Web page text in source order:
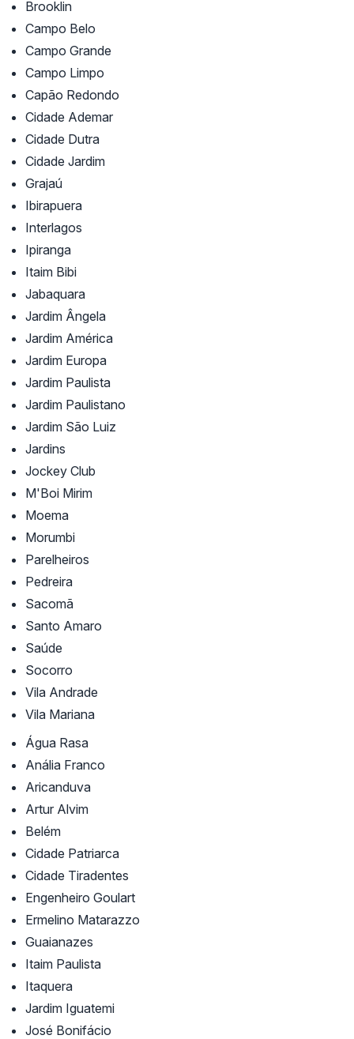
Brooklin
Campo Belo
Campo Grande
Campo Limpo
Capão Redondo
Cidade Ademar
Cidade Dutra
Cidade Jardim
Grajaú
Ibirapuera
Interlagos
Ipiranga
Itaim Bibi
Jabaquara
Jardim Ângela
Jardim América
Jardim Europa
Jardim Paulista
Jardim Paulistano
Jardim São Luiz
Jardins
Jockey Club
M'Boi Mirim
Moema
Morumbi
Parelheiros
Pedreira
Sacomã
Santo Amaro
Saúde
Socorro
Vila Andrade
Vila Mariana
Água Rasa
Anália Franco
Aricanduva
Artur Alvim
Belém
Cidade Patriarca
Cidade Tiradentes
Engenheiro Goulart
Ermelino Matarazzo
Guaianazes
Itaim Paulista
Itaquera
Jardim Iguatemi
José Bonifácio